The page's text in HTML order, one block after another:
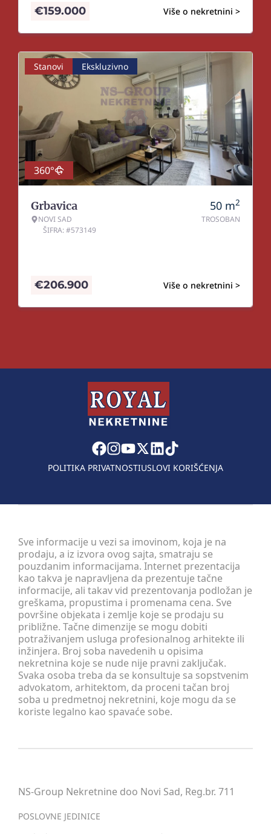
Više o nekretnini >
€159.000
Stanovi Ekskluzivno
360°
Grbavica
NOVI SAD
ŠIFRA: #573149
50 m2
TROSOBAN
Više o nekretnini >
€206.900
POLITIKA PRIVATNOSTIUSLOVI KORIŠĆENJA
Sve informacije u vezi sa imovinom, koja je na
prodaju, a iz izvora ovog sajta, smatraju se
pouzdanim informacijama. Internet prezentacija
kao takva je napravljena da prezentuje tačne
informacije, ali takav vid prezentovanja podložan je
greškama, propustima i promenama cena. Sve
površine objekata i zemlje koje se prodaju su
približne. Tačne dimenzije se mogu dobiti
potraživanjem usluga profesionalnog arhitekte ili
inžinjera. Broj soba navedenih u opisima
nekretnina koje se nude nije pravni zaključak.
Svaka osoba treba da se konsultuje sa sopstvenim
advokatom, arhitektom, da proceni tačan broj
soba u predmetnoj nekretnini, koje mogu da se
koriste legalno kao spavaće sobe.
NS-Group Nekretnine doo Novi Sad, Reg.br. 711
POSLOVNE JEDINICE